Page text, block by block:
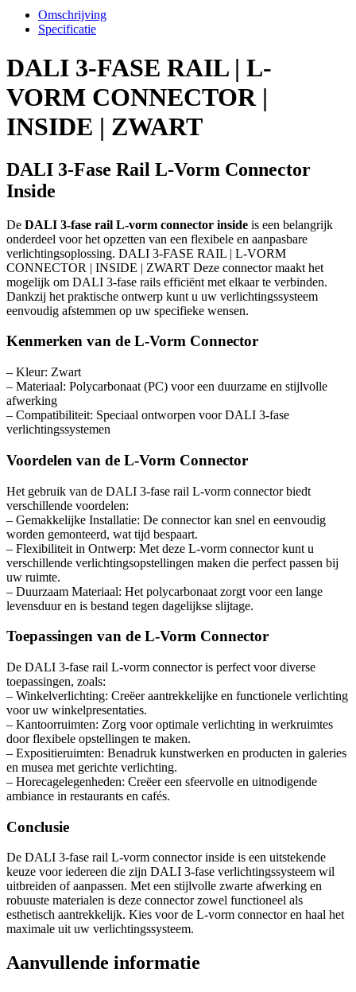
INSIDE
ZWART
aantal
Omschrijving
Specificatie
DALI 3-FASE RAIL | L-
VORM CONNECTOR |
INSIDE | ZWART
DALI 3-Fase Rail L-Vorm Connector
Inside
De DALI 3-fase rail L-vorm connector inside is een belangrijk
onderdeel voor het opzetten van een flexibele en aanpasbare
verlichtingsoplossing. DALI 3-FASE RAIL | L-VORM
CONNECTOR | INSIDE | ZWART Deze connector maakt het
mogelijk om DALI 3-fase rails efficiënt met elkaar te verbinden.
Dankzij het praktische ontwerp kunt u uw verlichtingssysteem
eenvoudig afstemmen op uw specifieke wensen.
Kenmerken van de L-Vorm Connector
– Kleur: Zwart
– Materiaal: Polycarbonaat (PC) voor een duurzame en stijlvolle
afwerking
– Compatibiliteit: Speciaal ontworpen voor DALI 3-fase
verlichtingssystemen
Voordelen van de L-Vorm Connector
Het gebruik van de DALI 3-fase rail L-vorm connector biedt
verschillende voordelen:
– Gemakkelijke Installatie: De connector kan snel en eenvoudig
worden gemonteerd, wat tijd bespaart.
– Flexibiliteit in Ontwerp: Met deze L-vorm connector kunt u
verschillende verlichtingsopstellingen maken die perfect passen bij
uw ruimte.
– Duurzaam Materiaal: Het polycarbonaat zorgt voor een lange
levensduur en is bestand tegen dagelijkse slijtage.
Toepassingen van de L-Vorm Connector
De DALI 3-fase rail L-vorm connector is perfect voor diverse
toepassingen, zoals:
– Winkelverlichting: Creëer aantrekkelijke en functionele verlichting
voor uw winkelpresentaties.
– Kantoorruimten: Zorg voor optimale verlichting in werkruimtes
door flexibele opstellingen te maken.
– Expositieruimten: Benadruk kunstwerken en producten in galeries
en musea met gerichte verlichting.
– Horecagelegenheden: Creëer een sfeervolle en uitnodigende
ambiance in restaurants en cafés.
Conclusie
De DALI 3-fase rail L-vorm connector inside is een uitstekende
keuze voor iedereen die zijn DALI 3-fase verlichtingssysteem wil
uitbreiden of aanpassen. Met een stijlvolle zwarte afwerking en
robuuste materialen is deze connector zowel functioneel als
esthetisch aantrekkelijk. Kies voor de L-vorm connector en haal het
maximale uit uw verlichtingssysteem.
Aanvullende informatie